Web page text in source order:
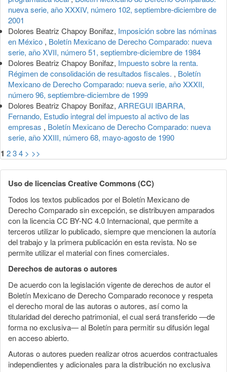
nueva serie, año XXXIV, número 102, septiembre-diciembre de
2001
Dolores Beatriz Chapoy Bonifaz, Imposición sobre las nóminas
en México , Boletín Mexicano de Derecho Comparado: nueva
serie, año XVII, número 51, septiembre-diciembre de 1984
Dolores Beatriz Chapoy Bonifaz, Impuesto sobre la renta.
Régimen de consolidación de resultados fiscales. , Boletín
Mexicano de Derecho Comparado: nueva serie, año XXXII,
número 96, septiembre-diciembre de 1999
Dolores Beatriz Chapoy Bonifaz, ARREGUI IBARRA,
Fernando, Estudio integral del impuesto al activo de las
empresas , Boletín Mexicano de Derecho Comparado: nueva
serie, año XXIII, número 68, mayo-agosto de 1990
1 234 > >>
Uso de licencias Creative Commons (CC)
Todos los textos publicados por el Boletín Mexicano de
Derecho Comparado sin excepción, se distribuyen amparados
con la licencia CC BY-NC 4.0 Internacional, que permite a
terceros utilizar lo publicado, siempre que mencionen la autoría
del trabajo y la primera publicación en esta revista. No se
permite utilizar el material con fines comerciales.
Derechos de autoras o autores
De acuerdo con la legislación vigente de derechos de autor el
Boletín Mexicano de Derecho Comparado reconoce y respeta
el derecho moral de las autoras o autores, así como la
titularidad del derecho patrimonial, el cual será transferido —de
forma no exclusiva— al Boletín para permitir su difusión legal
en acceso abierto.
Autoras o autores pueden realizar otros acuerdos contractuales
independientes y adicionales para la distribución no exclusiva